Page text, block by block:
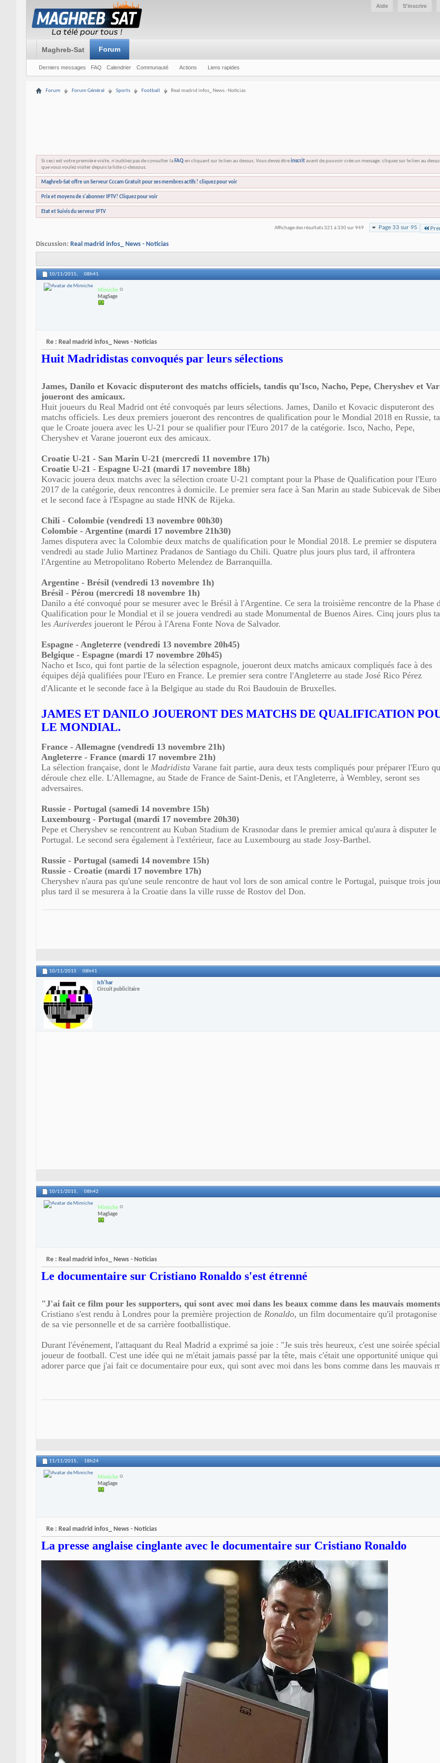
S'inscrire
Aide
Maghreb-Sat Forum
Derniers messages FAQ Calendrier Communauté Actions Liens rapides
Forum Forum Général Sports Football Real madrid infos_ News - Noticias
Si ceci est votre première visite, n'oubliez pas de consulter la FAQen cliquant sur le lien au dessus. Vous devez êtreinscritavant de pouvoir crée un message: cliquez sur le lien au
que vous voulez visiter depuis la liste ci-dessous.
Maghreb-Sat offre un Serveur Cccam Gratuit pour ses membres actifs ! cliquez pour voir
Prix et moyens de s'abonner IPTV! Cliquez pour voir
Etat et Suivis du serveur IPTV
Page 33 sur 95
Affichage des résultats 321 à 330 sur 949
Discussion: Real madrid infos_ News - Noticias
10/11/2015, 08h41
Mimiche
MagSage
Re : Real madrid infos_ News - Noticias
Huit Madridistas convoqués par leurs sélections
James, Danilo et Kovacic disputeront des matchs officiels, tandis qu'Isco, Nacho, Pepe, Cheryshev et
joueront des amicaux.
Huit joueurs du Real Madrid ont été convoqués par leurs sélections. James, Danilo et Kovacic disputeront des
matchs officiels. Les deux premiers joueront des rencontres de qualification pour le Mondial 2018 en Russie,
que le Croate jouera avec les U-21 pour se qualifier pour l'Euro 2017 de la catégorie. Isco, Nacho, Pepe,
Cheryshev et Varane joueront eux des amicaux.
Croatie U-21 - San Marin U-21 (mercredi 11 novembre 17h)
Croatie U-21 - Espagne U-21 (mardi 17 novembre 18h)
Kovacic jouera deux matchs avec la sélection croate U-21 comptant pour la Phase de Qualification pour l'Euro
2017 de la catégorie, deux rencontres à domicile. Le premier sera face à San Marin au stade Subicevak de
et le second face à l'Espagne au stade HNK de Rijeka.
Chili - Colombie (vendredi 13 novembre 00h30)
Colombie - Argentine (mardi 17 novembre 21h30)
James disputera avec la Colombie deux matchs de qualification pour le Mondial 2018. Le premier se disputera
vendredi au stade Julio Martinez Pradanos de Santiago du Chili. Quatre plus jours plus tard, il affrontera
l'Argentine au Metropolitano Roberto Melendez de Barranquilla.
Argentine - Brésil (vendredi 13 novembre 1h)
Brésil - Pérou (mercredi 18 novembre 1h)
Danilo a été convoqué pour se mesurer avec le Brésil à l'Argentine. Ce sera la troisième rencontre de la Phase
Qualification pour le Mondial et il se jouera vendredi au stade Monumental de Buenos Aires. Cinq jours plus
lesAuriverdes joueront le Pérou à l'Arena Fonte Nova de Salvador.
Espagne - Angleterre (vendredi 13 novembre 20h45)
Belgique - Espagne (mardi 17 novembre 20h45)
Nacho et Isco, qui font partie de la sélection espagnole, joueront deux matchs amicaux compliqués face à des
équipes déjà qualifiées pour l'Euro en France. Le premier sera contre l'Angleterre au stade José Rico Pérez
d'Alicante et le seconde face à la Belgique au stade du Roi Baudouin de Bruxelles.
JAMES ET DANILO JOUERONT DES MATCHS DE QUALIFICATION
LE MONDIAL.
France - Allemagne (vendredi 13 novembre 21h)
Angleterre - France (mardi 17 novembre 21h)
La sélection française, dont le Madridista Varane fait partie, aura deux tests compliqués pour préparer l'Euro
déroule chez elle. L'Allemagne, au Stade de France de Saint-Denis, et l'Angleterre, à Wembley, seront ses
adversaires.
Russie - Portugal (samedi 14 novembre 15h)
Luxembourg - Portugal (mardi 17 novembre 20h30)
Pepe et Cheryshev se rencontrent au Kuban Stadium de Krasnodar dans le premier amical qu'aura à disputer le
Portugal. Le second sera également à l'extérieur, face au Luxembourg au stade Josy-Barthel.
Russie - Portugal (samedi 14 novembre 15h)
Russie - Croatie (mardi 17 novembre 17h)
Cheryshev n'aura pas qu'une seule rencontre de haut vol lors de son amical contre le Portugal, puisque trois
plus tard il se mesurera à la Croatie dans la ville russe de Rostov del Don.
10/11/2015 08h41
Ich'har
Circuit publicitaire
10/11/2015, 08h42
Mimiche
MagSage
Re : Real madrid infos_ News - Noticias
Le documentaire sur Cristiano Ronaldo s'est étrenné
"J'ai fait ce film pour les supporters, qui sont avec moi dans les beaux comme dans les mauvais
Cristiano s'est rendu à Londres pour la première projection de Ronaldo, un film documentaire qu'il protagonise
de sa vie personnelle et de sa carrière footballistique.
Durant l'événement, l'attaquant du Real Madrid a exprimé sa joie : "Je suis très heureux, c'est une soirée
joueur de football. C'est une idée qui ne m'était jamais passé par la tête, mais c'était une opportunité unique
adorer parce que j'ai fait ce documentaire pour eux, qui sont avec moi dans les bons comme dans les mauvais
11/11/2015, 18h24
Mimiche
MagSage
Re : Real madrid infos_ News - Noticias
La presse anglaise cinglante avec le documentaire sur Cristiano Ronaldo